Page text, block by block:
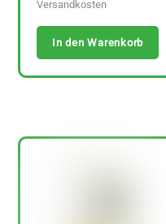
Versandkosten
In den Warenkorb